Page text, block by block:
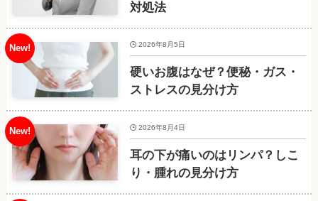
対処法
硬いお腹はなぜ？便秘・ガス・
ストレスの見分け方
2026年8月5日
耳の下が痛いのはリンパ？しこ
り・腫れの見分け方
2026年8月4日